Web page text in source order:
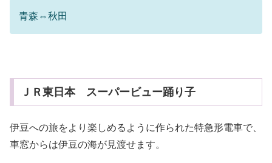
青森⇔秋田
ＪＲ東日本 スーパービュー踊り子
伊豆への旅をより楽しめるように作られた特急形電車で、
車窓からは伊豆の海が見渡せます。